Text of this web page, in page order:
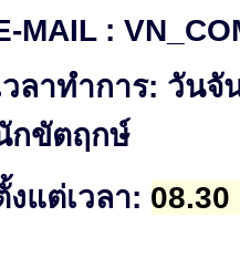
MAIL :
วลาทำการ: วัน
กขัตฤกษ์
งแต่เวลา: